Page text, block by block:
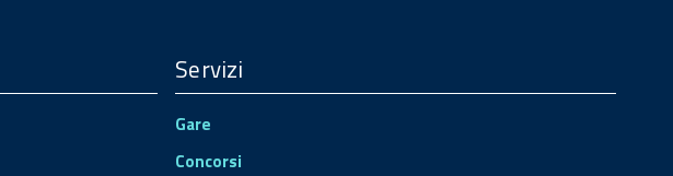
Servizi
Gare
Concorsi